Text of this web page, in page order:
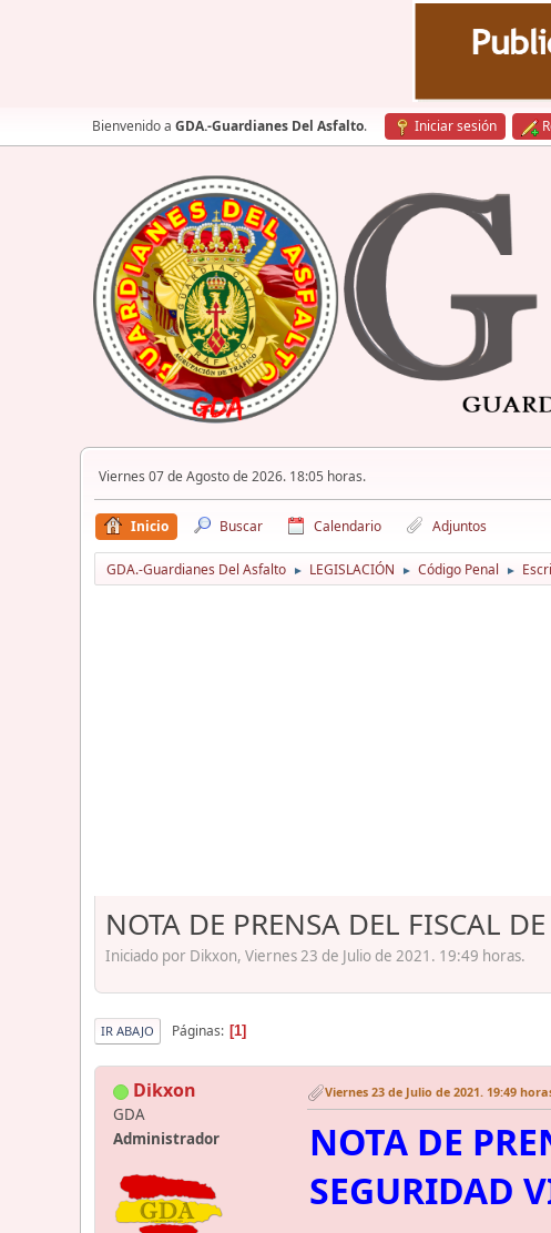
Bienvenido a GDA.-Guardianes Del Asfalto. Iniciar sesión
Viernes 07 de Agosto de 2026. 18:05 horas.
Inicio Buscar Calendario Adjuntos
GDA.-Guardianes Del Asfalto ► LEGISLACIÓN ► Código Penal ►
NOTA DE PRENSA DEL FISCAL
Iniciado por Dikxon, Viernes 23 de Julio de 2021. 19:49 horas.
IR ABAJO Páginas 1
Dikxon
GDA
Administrador
Viernes 23 de Julio de 2021. 19:49
NOTA DE
SEGURIDAD